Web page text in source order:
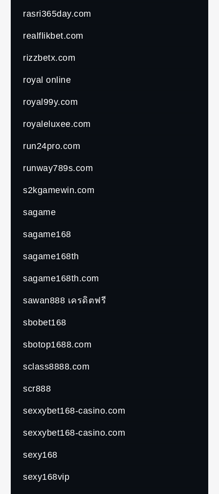
rasri365day.com
realflikbet.com
rizzbetx.com
royal online
royal99y.com
royaleluxee.com
run24pro.com
runway789s.com
s2kgamewin.com
sagame
sagame168
sagame168th
sagame168th.com
sawan888 เครดิตฟรี
sbobet168
sbotop1688.com
sclass8888.com
scr888
sexxybet168-casino.com
sexxybet168-casino.com
sexy168
sexy168vip